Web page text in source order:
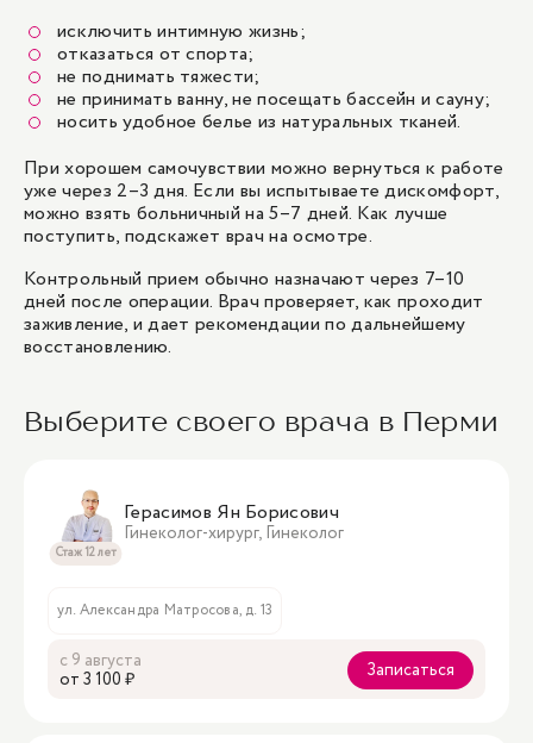
исключить интимную жизнь;
отказаться от спорта;
не поднимать тяжести;
не принимать ванну, не посещать бассейн и сауну;
носить удобное белье из натуральных тканей.
При хорошем самочувствии можно вернуться к работе
уже через 2–3 дня. Если вы испытываете дискомфорт,
можно взять больничный на 5–7 дней. Как лучше
поступить, подскажет врач на осмотре.
Контрольный прием обычно назначают через 7–10
дней после операции. Врач проверяет, как проходит
заживление, и дает рекомендации по дальнейшему
восстановлению.
Выберите своего врача в Перми
Стаж 12 лет
Герасимов Ян Борисович
Гинеколог-хирург, Гинеколог
ул. Александра Матросова, д. 13
с 9 августа
oт 3 100 ₽
Записаться